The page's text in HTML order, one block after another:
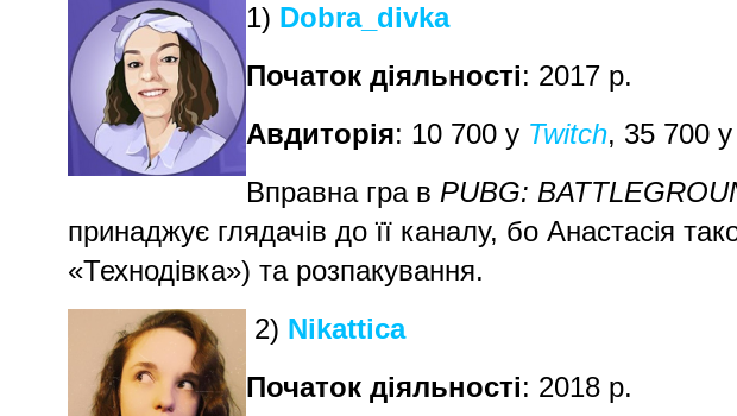
1) Dobra_divka
Початок діяльності: 2017 р.
Авдиторія: 10 700 у Twitch, 35 700 у
Вправна гра в PUBG:
принаджує глядачів до її каналу, бо Анастасія
«Технодівка») та розпакування.
2) Nikattica
Початок діяльності: 2018 р.